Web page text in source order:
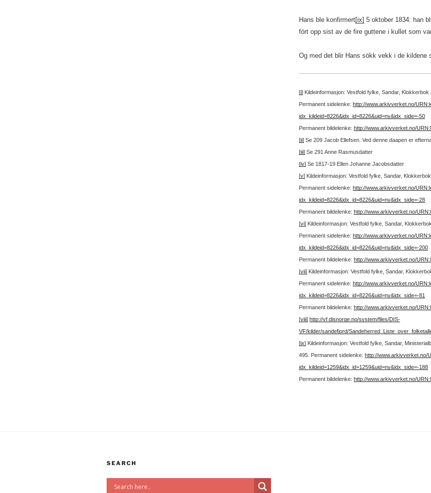
Hans ble konfirmert[ix] 5 oktober 1834: han
fört opp sist av de fire guttene i kullet som
Og med det blir Hans sökk vekk i de kildene
[i]Kildeinformasjon: Vestfold fylke, Sandar,
Permanent sidelenke: http://www.arkivverket.no/
idx_kildeid=8226&idx_id=8226&uid=ny&idx_side=-50
Permanent bildelenke: http://www.arkivverket.no/
[ii]Se 209 Jacob Ellefsen. Ved denne daapen er
[iii]Se 291 Anne Rasmusdatter
[iv]Se 1817-19 Ellen Johanne Jacobsdatter
[v]Kildeinformasjon: Vestfold fylke, Sandar,
Permanent sidelenke: http://www.arkivverket.no/
idx_kildeid=8226&idx_id=8226&uid=ny&idx_side=-28
Permanent bildelenke: http://www.arkivverket.no/
[vi]Kildeinformasjon: Vestfold fylke, Sandar,
Permanent sidelenke: http://www.arkivverket.no/
idx_kildeid=8226&idx_id=8226&uid=ny&idx_side=-200
Permanent bildelenke: http://www.arkivverket.no/
[vii]Kildeinformasjon: Vestfold fylke, Sandar,
Permanent sidelenke: http://www.arkivverket.no/
idx_kildeid=8226&idx_id=8226&uid=ny&idx_side=-81
Permanent bildelenke: http://www.arkivverket.no/
[viii] http://vf.disnorge.no/system/files/DIS-
VF/kilder/sandefjord/
[ix]Kildeinformasjon: Vestfold fylke, Sandar,
495. Permanent sidelenke: http://www.arkivverket.no/
idx_kildeid=1259&idx_id=1259&uid=ny&idx_side=-188
Permanent bildelenke: http://www.arkivverket.no/
SEARCH